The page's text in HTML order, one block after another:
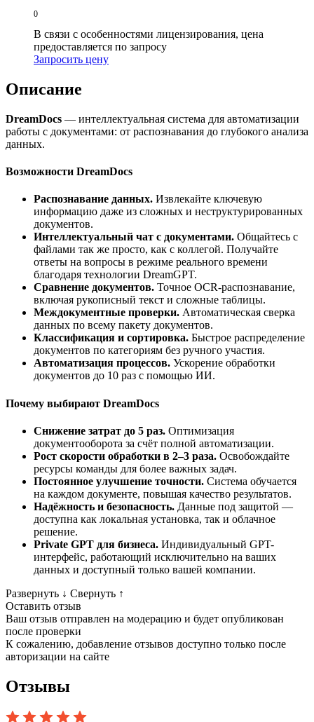
0
В связи с особенностями лицензирования, цена
предоставляется по запросу
Запросить цену
Описание
DreamDocs — интеллектуальная система для автоматизации
работы с документами: от распознавания до глубокого анализа
данных.
Возможности DreamDocs
Распознавание данных. Извлекайте ключевую
информацию даже из сложных и неструктурированных
документов.
Интеллектуальный чат с документами. Общайтесь с
файлами так же просто, как с коллегой. Получайте
ответы на вопросы в режиме реального времени
благодаря технологии DreamGPT.
Сравнение документов. Точное OCR-распознавание,
включая рукописный текст и сложные таблицы.
Междокументные проверки. Автоматическая сверка
данных по всему пакету документов.
Классификация и сортировка. Быстрое распределение
документов по категориям без ручного участия.
Автоматизация процессов. Ускорение обработки
документов до 10 раз с помощью ИИ.
Почему выбирают DreamDocs
Снижение затрат до 5 раз. Оптимизация
документооборота за счёт полной автоматизации.
Рост скорости обработки в 2–3 раза. Освобождайте
ресурсы команды для более важных задач.
Постоянное улучшение точности. Система обучается
на каждом документе, повышая качество результатов.
Надёжность и безопасность. Данные под защитой —
доступна как локальная установка, так и облачное
решение.
Private GPT для бизнеса. Индивидуальный GPT-
интерфейс, работающий исключительно на ваших
данных и доступный только вашей компании.
Развернуть ↓ Свернуть ↑
Оставить отзыв
Ваш отзыв отправлен на модерацию и будет опубликован
после проверки
К сожалению, добавление отзывов доступно только после
авторизации на сайте
Отзывы